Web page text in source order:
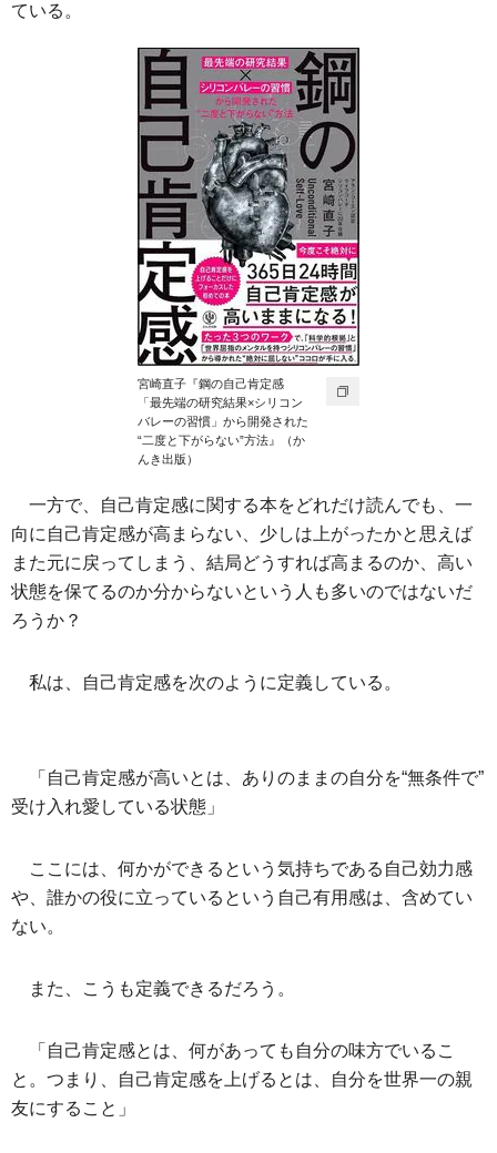
ている。
宮崎直子『鋼の自己肯定感
「最先端の研究結果×シリコン
バレーの習慣」から開発された
“二度と下がらない”方法』（か
んき出版）
一方で、自己肯定感に関する本をどれだけ読んでも、一
向に自己肯定感が高まらない、少しは上がったかと思えば
また元に戻ってしまう、結局どうすれば高まるのか、高い
状態を保てるのか分からないという人も多いのではないだ
ろうか？
私は、自己肯定感を次のように定義している。
「自己肯定感が高いとは、ありのままの自分を“無条件で”
受け入れ愛している状態」
ここには、何かができるという気持ちである自己効力感
や、誰かの役に立っているという自己有用感は、含めてい
ない。
また、こうも定義できるだろう。
「自己肯定感とは、何があっても自分の味方でいるこ
と。つまり、自己肯定感を上げるとは、自分を世界一の親
友にすること」